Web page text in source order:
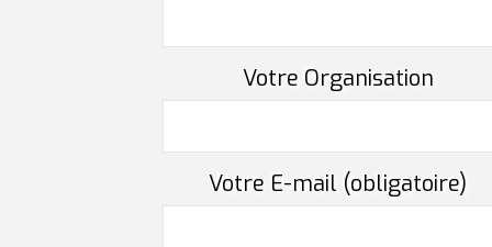
Votre Organisation
Votre E-mail (obligatoire)